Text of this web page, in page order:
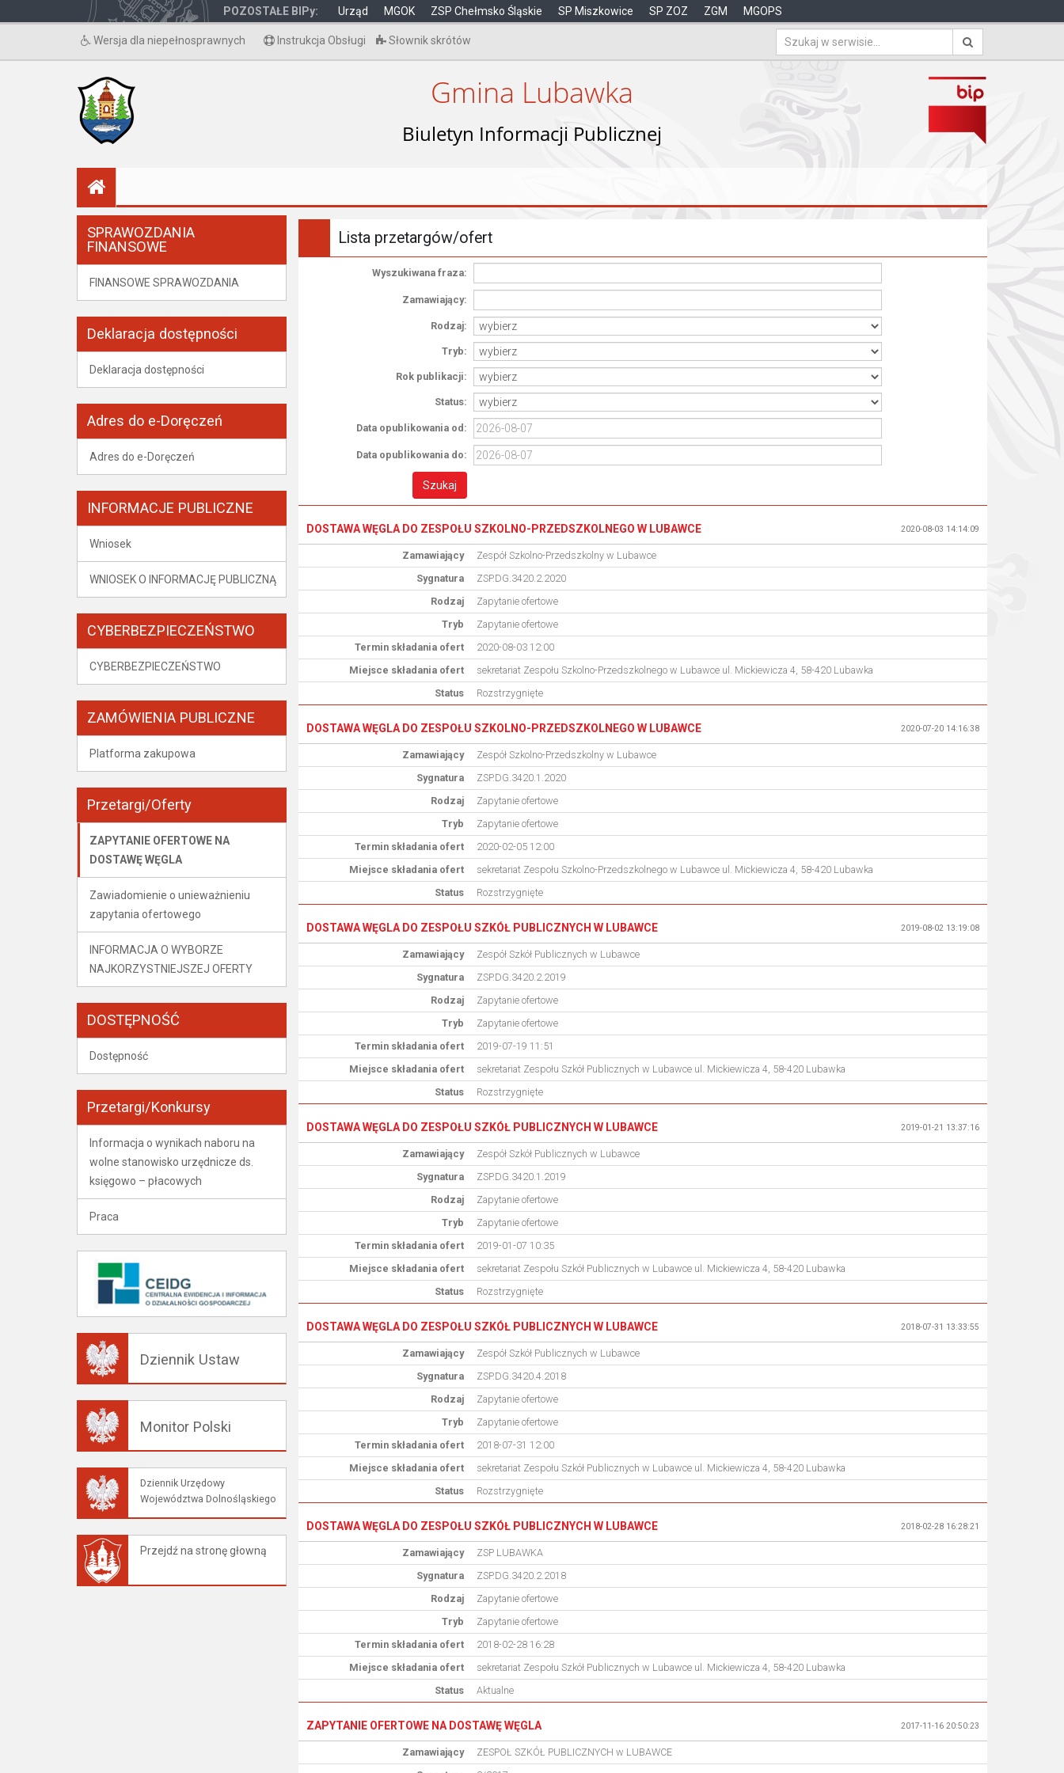
POZOSTAŁE BIPy: Urząd MGOK ZSP Chełmsko Śląskie SP Miszkowice SP ZOZ ZGM MGOPS
Wersja dla niepełnosprawnych Instrukcja Obsługi Słownik skrótów
Gmina Lubawka
Biuletyn Informacji Publicznej
SPRAWOZDANIA
FINANSOWE
FINANSOWE SPRAWOZDANIA
Deklaracja dostępności
Deklaracja dostępności
Adres do e-Doręczeń
Adres do e-Doręczeń
INFORMACJE PUBLICZNE
Wniosek
WNIOSEK O INFORMACJĘ PUBLICZNĄ
CYBERBEZPIECZEŃSTWO
CYBERBEZPIECZEŃSTWO
ZAMÓWIENIA PUBLICZNE
Platforma zakupowa
Przetargi/Oferty
ZAPYTANIE OFERTOWE NA
DOSTAWĘ WĘGLA
Zawiadomienie o unieważnieniu
zapytania ofertowego
INFORMACJA O WYBORZE
NAJKORZYSTNIEJSZEJ OFERTY
DOSTĘPNOŚĆ
Dostępność
Przetargi/Konkursy
Informacja o wynikach naboru na
wolne stanowisko urzędnicze ds.
księgowo – płacowych
Praca
Dziennik Ustaw
Monitor Polski
Dziennik Urzędowy
Województwa Dolnośląskiego
Przejdź na stronę głowną
Lista przetargów/ofert
Wyszukiwana fraza:
Zamawiający:
Rodzaj:
Tryb:
Rok publikacji:
Status:
Data opublikowania od:
Data opublikowania do:
DOSTAWA WĘGLA DO ZESPOŁU SZKOLNO-PRZEDSZKOLNEGO W LUBAWCE 2020-08-03 14:14:09
Zamawiający
Zespół Szkolno-Przedszkolny w Lubawce
Sygnatura
ZSP.DG.3420.2.2020
Rodzaj
Zapytanie ofertowe
Tryb
Zapytanie ofertowe
Termin składania ofert
2020-08-03 12:00
Miejsce składania ofert
sekretariat Zespołu Szkolno-Przedszkolnego w Lubawce ul. Mickiewicza 4, 58-420 Lubawka
Status
Rozstrzygnięte
DOSTAWA WĘGLA DO ZESPOŁU SZKOLNO-PRZEDSZKOLNEGO W LUBAWCE 2020-07-20 14:16:38
Zamawiający
Zespół Szkolno-Przedszkolny w Lubawce
Sygnatura
ZSP.DG.3420.1.2020
Rodzaj
Zapytanie ofertowe
Tryb
Zapytanie ofertowe
Termin składania ofert
2020-02-05 12:00
Miejsce składania ofert
sekretariat Zespołu Szkolno-Przedszkolnego w Lubawce ul. Mickiewicza 4, 58-420 Lubawka
Status
Rozstrzygnięte
DOSTAWA WĘGLA DO ZESPOŁU SZKÓŁ PUBLICZNYCH W LUBAWCE 2019-08-02 13:19:08
Zamawiający
Zespół Szkół Publicznych w Lubawce
Sygnatura
ZSP.DG.3420.2.2019
Rodzaj
Zapytanie ofertowe
Tryb
Zapytanie ofertowe
Termin składania ofert
2019-07-19 11:51
Miejsce składania ofert
sekretariat Zespołu Szkół Publicznych w Lubawce ul. Mickiewicza 4, 58-420 Lubawka
Status
Rozstrzygnięte
DOSTAWA WĘGLA DO ZESPOŁU SZKÓŁ PUBLICZNYCH W LUBAWCE 2019-01-21 13:37:16
Zamawiający
Zespół Szkół Publicznych w Lubawce
Sygnatura
ZSP.DG.3420.1.2019
Rodzaj
Zapytanie ofertowe
Tryb
Zapytanie ofertowe
Termin składania ofert
2019-01-07 10:35
Miejsce składania ofert
sekretariat Zespołu Szkół Publicznych w Lubawce ul. Mickiewicza 4, 58-420 Lubawka
Status
Rozstrzygnięte
DOSTAWA WĘGLA DO ZESPOŁU SZKÓŁ PUBLICZNYCH W LUBAWCE 2018-07-31 13:33:55
Zamawiający
Zespół Szkół Publicznych w Lubawce
Sygnatura
ZSP.DG.3420.4.2018
Rodzaj
Zapytanie ofertowe
Tryb
Zapytanie ofertowe
Termin składania ofert
2018-07-31 12:00
Miejsce składania ofert
sekretariat Zespołu Szkół Publicznych w Lubawce ul. Mickiewicza 4, 58-420 Lubawka
Status
Rozstrzygnięte
DOSTAWA WĘGLA DO ZESPOŁU SZKÓŁ PUBLICZNYCH W LUBAWCE 2018-02-28 16:28:21
Zamawiający
ZSP LUBAWKA
Sygnatura
ZSP.DG.3420.2.2018
Rodzaj
Zapytanie ofertowe
Tryb
Zapytanie ofertowe
Termin składania ofert
2018-02-28 16:28
Miejsce składania ofert
sekretariat Zespołu Szkół Publicznych w Lubawce ul. Mickiewicza 4, 58-420 Lubawka
Status
Aktualne
ZAPYTANIE OFERTOWE NA DOSTAWĘ WĘGLA 2017-11-16 20:50:23
Zamawiający
ZESPOŁ SZKÓŁ PUBLICZNYCH w LUBAWCE